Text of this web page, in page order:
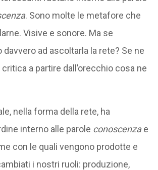
. Sono molte le metafore che
Visive e sonore. Ma se
ad ascoltarla la rete? Se ne
a partire dall’orecchio cosa ne
nella forma della rete, ha
interno alle parole conoscenzae
con le quali vengono prodotte e
i nostri ruoli: produzione,